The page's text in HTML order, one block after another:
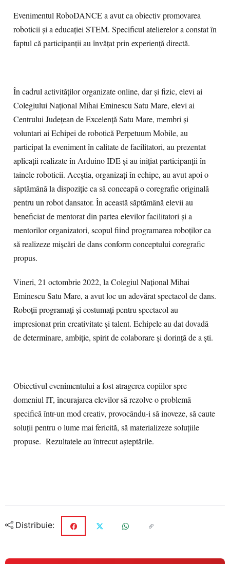
Evenimentul RoboDANCE a avut ca obiectiv promovarea
roboticii și a educației STEM. Specificul atelierelor a constat în
faptul că participanții au învățat prin experiență directă.
În cadrul activităților organizate online, dar și fizic, elevi ai
Colegiului Național Mihai Eminescu Satu Mare, elevi ai
Centrului Județean de Excelență Satu Mare, membri și
voluntari ai Echipei de robotică Perpetuum Mobile, au
participat la eveniment în calitate de facilitatori, au prezentat
aplicații realizate în Arduino IDE și au inițiat participanții în
tainele roboticii. Aceștia, organizați în echipe, au avut apoi o
săptămână la dispoziție ca să conceapă o coregrafie originală
pentru un robot dansator. În această săptămână elevii au
beneficiat de mentorat din partea elevilor facilitatori și a
mentorilor organizatori, scopul fiind programarea roboților ca
să realizeze mișcări de dans conform conceptului coregrafic
propus.
Vineri, 21 octombrie 2022, la Colegiul Național Mihai
Eminescu Satu Mare, a avut loc un adevărat spectacol de dans.
Roboții programați și costumați pentru spectacol au
impresionat prin creativitate și talent. Echipele au dat dovadă
de determinare, ambiție, spirit de colaborare și dorință de a ști.
Obiectivul evenimentului a fost atragerea copiilor spre
domeniul IT, încurajarea elevilor să rezolve o problemă
specifică într-un mod creativ, provocându-i să inoveze, să caute
soluții pentru o lume mai fericită, să materializeze soluțiile
propuse. Rezultatele au întrecut așteptările.
Distribuie: